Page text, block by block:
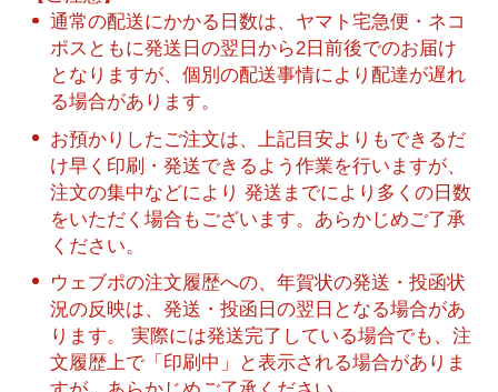
通常の配送にかかる日数は、ヤマト宅急便・ネコ
ポスともに発送日の翌日から2日前後でのお届け
となりますが、個別の配送事情により配達が遅れ
る場合があります。
お預かりしたご注文は、上記目安よりもできるだ
け早く印刷・発送できるよう作業を行いますが、
注文の集中などにより 発送までにより多くの日数
をいただく場合もございます。あらかじめご了承
ください。
ウェブポの注文履歴への、年賀状の発送・投函状
況の反映は、発送・投函日の翌日となる場合があ
ります。 実際には発送完了している場合でも、注
文履歴上で「印刷中」と表示される場合がありま